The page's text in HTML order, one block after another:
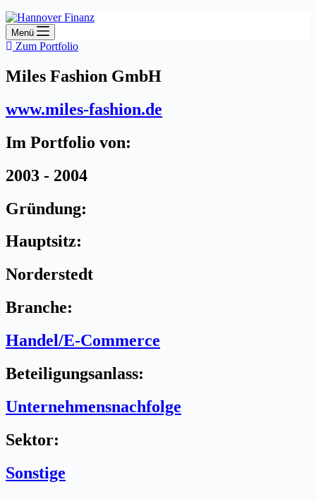
Menü
Zum Portfolio
Miles Fashion GmbH
www.miles-fashion.de
Im Portfolio von:
2003 - 2004
Gründung:
Hauptsitz:
Norderstedt
Branche:
Handel/E-Commerce
Beteiligungsanlass:
Unternehmensnachfolge
Sektor:
Sonstige